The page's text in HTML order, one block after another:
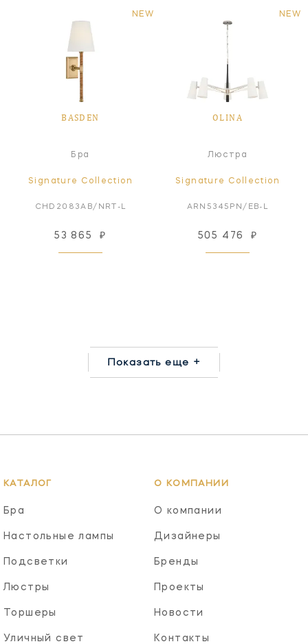
NEW
BASDEN
Бра
Signature Collection
CHD2083AB/NRT-L
53 865 ₽
NEW
OLINA
Люстра
Signature Collection
ARN5345PN/EB-L
505 476 ₽
Показать еще +
КАТАЛОГ
Бра
Настольные лампы
Подсветки
Люстры
Торшеры
Уличный свет
О КОМПАНИИ
О компании
Дизайнеры
Бренды
Проекты
Новости
Контакты